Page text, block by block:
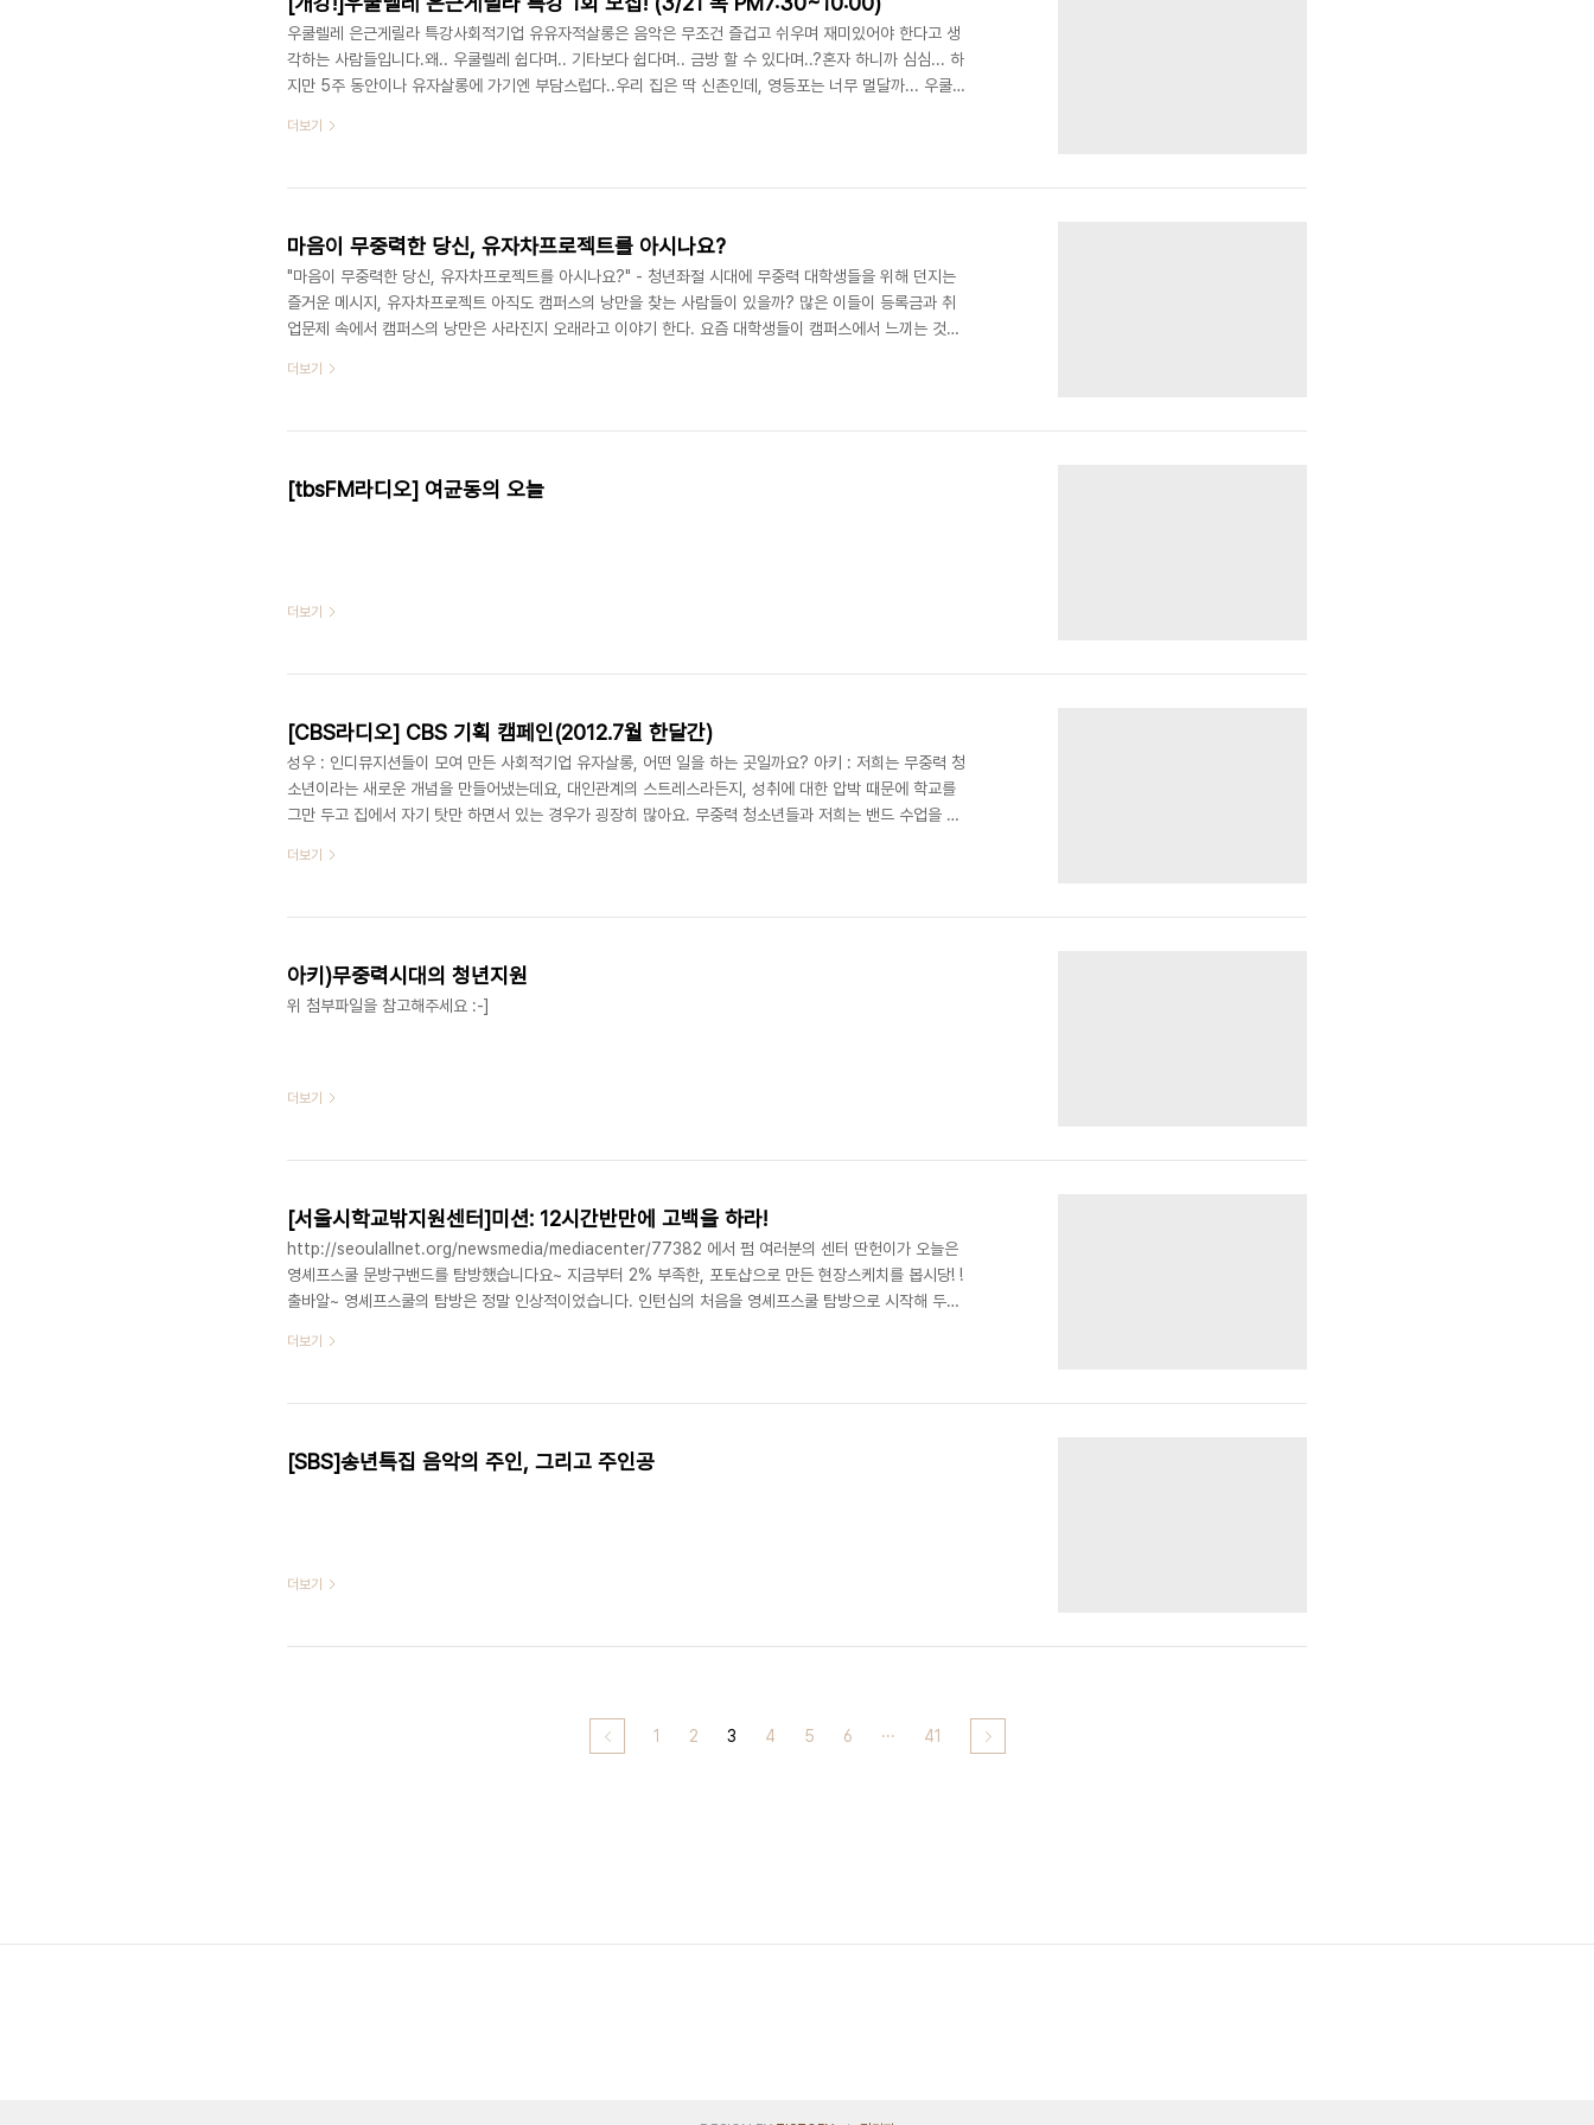
우쿨렐레 은근게릴라 특강사회적기업 유유자적살롱은 음악은 무조건 즐겁고 쉬우며 재미있어야 한다고 생
각하는 사람들입니다.왜.. 우쿨렐레 쉽다며.. 기타보다 쉽다며.. 금방 할 수 있다며..?혼자 하니까 심심... 하
지만 5주 동안이나 유자살롱에 가기엔 부담스럽다..우리 집은 딱 신촌인데, 영등포는 너무 멀달까... 우쿨
를 마스터 해 가실 수 있는 수업입니다.2. 우쿨렐레에 관심을 두신 후 썩 진전이 안 나간 분들께 신선한 충
도 한 곡을 반주하며 노래를 할 수 있도록 합니다.4. 이왕이면 다른..
더보기
마음이 무중력한 당신, 유자차프로젝트를 아시나요?
"마음이 무중력한 당신, 유자차프로젝트를 아시나요?" - 청년좌절 시대에 무중력 대학생들을 위해 던지는
즐거운 메시지, 유자차프로젝트 아직도 캠퍼스의 낭만을 찾는 사람들이 있을까? 많은 이들이 등록금과 취
업문제 속에서 캠퍼스의 낭만은 사라진지 오래라고 이야기 한다. 요즘 대학생들이 캠퍼스에서 느끼는 것은
일상에서 생활과 마음이 속할 곳이 없어 혼자 붕 떠있는 듯한 외로움과 무기력을 겪는 것을 말한다. 무중력
로는 수업도 듣고 사람들도 만나지만 마음 속은 무중력 상태인 대학생들이 많다. 차차밴드라는 이름으..
더보기
[tbsFM라디오] 여균동의 오늘
더보기
[CBS라디오] CBS 기획 캠페인(2012.7월 한달간)
성우 : 인디뮤지션들이 모여 만든 사회적기업 유자살롱, 어떤 일을 하는 곳일까요? 아키 : 저희는 무중력 청
소년이라는 새로운 개념을 만들어냈는데요, 대인관계의 스트레스라든지, 성취에 대한 압박 때문에 학교를
그만 두고 집에서 자기 탓만 하면서 있는 경우가 굉장히 많아요. 무중력 청소년들과 저희는 밴드 수업을 통
는 것인데, (그것이) 같이 모여 있을 이유가 되는 거죠. '그냥 혼자 있고 싶어' 그런 사람은 없어요. 먼저 손
더보기
아키)무중력시대의 청년지원
위 첨부파일을 참고해주세요 :-]
더보기
[서울시학교밖지원센터]미션: 12시간반만에 고백을 하라!
http://seoulallnet.org/newsmedia/mediacenter/77382 에서 펌 여러분의 센터 딴헌이가 오늘은
영셰프스쿨 문방구밴드를 탐방했습니다요~ 지금부터 2% 부족한, 포토샵으로 만든 현장스케치를 봅시당! !
출바알~ 영셰프스쿨의 탐방은 정말 인상적이었습니다. 인턴십의 처음을 영셰프스쿨 탐방으로 시작해 두번
요.유튜브로 원곡을 들어보는 것도 좋은 선물이 될 것 같아서 제가 준비했습니다. 함께 듣고 댓글 많이 많이
더보기
[SBS]송년특집 음악의 주인, 그리고 주인공
더보기
1 2 3 4 5 6 ··· 41